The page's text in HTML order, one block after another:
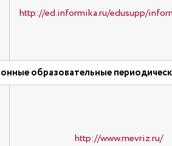
http://ed.informika.ru/edusupp/
образовательные
http://www.mevriz.ru/